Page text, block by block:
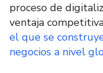
proceso de
ventaja
el que se
negocios a nivel